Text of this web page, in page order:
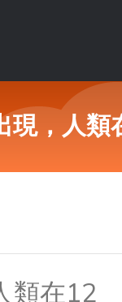
現，人
類在12